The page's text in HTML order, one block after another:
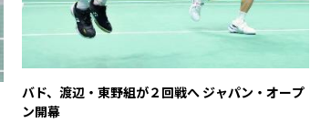
バド、渡辺・東野組が２回戦へ ジャパン・オープ
ン開幕